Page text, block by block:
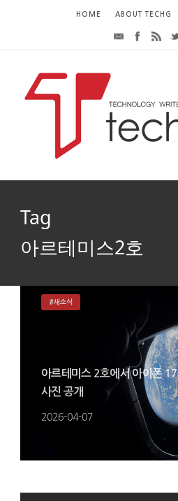
HOME ABOUT TECHG
Tag
아르테미스2호
아르테미스 2호에서 아이폰
사진 공개
2026-04-07
#새소식